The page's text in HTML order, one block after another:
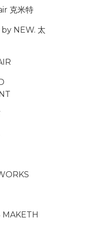
克米特
NEW. 太
MAKETH